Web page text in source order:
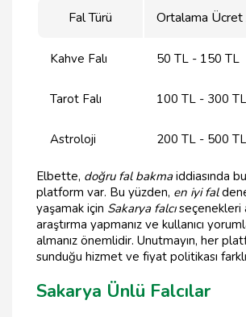
Fal Türü Ortalama Ücret
Kahve Falı 50 TL - 150 TL
Tarot Falı 100 TL - 300 TL
Astroloji 200 TL - 500
Elbette, doğru fal bakmaiddiasında
platform var. Bu yüzden, en iyi fal
yaşamak için Sakarya falcıseçenekleri
araştırma yapmanız ve kullanıcı
almanız önemlidir. Unutmayın, her
sunduğu hizmet ve fiyat politikası
Sakarya Ünlü Falcılar